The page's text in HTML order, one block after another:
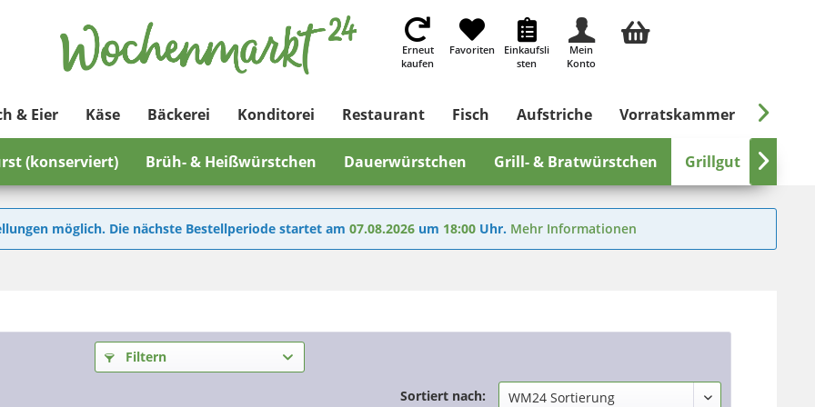
Erneut
kaufen
Favoriten
Einkaufsli
sten
Mein
Konto
& Eier Käse Bäckerei Konditorei Restaurant Fisch Aufstriche Vorratskammer Süßes
(konserviert) Brüh- & Heißwürstchen Dauerwürstchen Grill- & Bratwürstchen Grillgut 

möglich. Die nächste Bestellperiode startet am 07.08.2026 um 18:00 Uhr. Mehr Informationen
Filtern
Sortiert nach: